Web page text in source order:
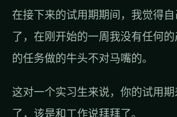
在接下来的试用期期间，我觉得
了，在刚开始的一周我没有任何
的任务做的牛头不对马嘴的。
这对一个实习生来说，你的试用
了，该是和工作说拜拜了。